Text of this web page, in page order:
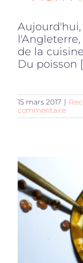
de la
Du poisson
15 mars 2017 |
commentaire